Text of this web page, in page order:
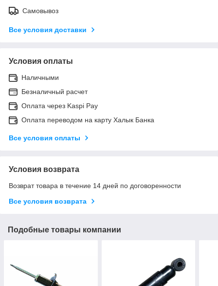
Самовывоз
Все условия доставки
Условия оплаты
Наличными
Безналичный расчет
Оплата через Kaspi Pay
Оплата переводом на карту Халык Банка
Все условия оплаты
Условия возврата
Возврат товара в течение 14 дней по договоренности
Все условия возврата
Подобные товары компании